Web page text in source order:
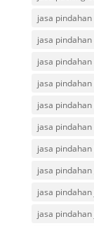
jasa pindahan
jasa
jasa
jasa pindahan
jasa pindahan
jasa
jasa
jasa
jasa
jasa